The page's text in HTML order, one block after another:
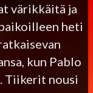
värikkäitä ja
heti
kun Pablo
Tiikerit nousi